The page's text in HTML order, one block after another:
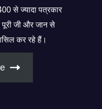
से ज्यादा पत्रकार
पूरी जी और जान से
कर रहे हैं।